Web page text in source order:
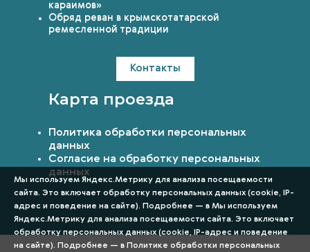
караимов»
Обряд реван в крымскотатарской
ремесленной традиции
Контакты
Карта проезда
Политика обработки персональных
данных
Согласие на обработку персональных
данных
Мы используем Яндекс.Метрику для анализа посещаемости
сайта. Это включает обработку персональных данных (cookie, IP-
адрес и поведение на сайте). Подробнее — в Мы используем
Яндекс.Метрику для анализа посещаемости сайта. Это включает
обработку персональных данных (cookie, IP-адрес и поведение
на сайте). Подробнее — в Политике обработки персональных